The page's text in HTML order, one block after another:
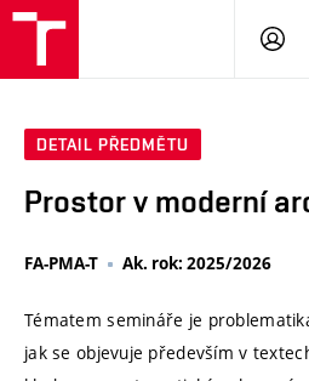
DETAIL PŘEDMĚTU
Prostor v moderní
FA-PMA-T Ak. rok: 2025/2026
Tématem semináře je
jak se objevuje především v